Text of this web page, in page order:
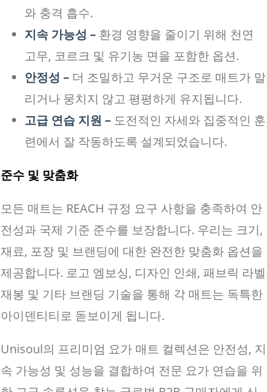
와 충격 흡수.
지속 가능성 – 환경 영향을 줄이기 위해 천연
고무, 코르크 및 유기농 면을 포함한 옵션.
안정성 – 더 조밀하고 무거운 구조로 매트가 말
리거나 뭉치지 않고 평평하게 유지됩니다.
고급 연습 지원 – 도전적인 자세와 집중적인 훈
련에서 잘 작동하도록 설계되었습니다.
준수 및 맞춤화
모든 매트는 REACH 규정 요구 사항을 충족하여 안
전성과 국제 기준 준수를 보장합니다. 우리는 크기,
재료, 포장 및 브랜딩에 대한 완전한 맞춤화 옵션을
제공합니다. 로고 엠보싱, 디자인 인쇄, 패브릭 라벨
재봉 및 기타 브랜딩 기술을 통해 각 매트는 독특한
아이덴티티로 돋보이게 됩니다.
Unisoul의 프리미엄 요가 매트 컬렉션은 안전성, 지
속 가능성 및 성능을 결합하여 전문 요가 연습을 위